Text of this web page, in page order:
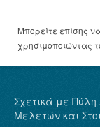
Μπορείτε επίσης
χρησιμοποιώντας
Σχετικά με
Μελετών και